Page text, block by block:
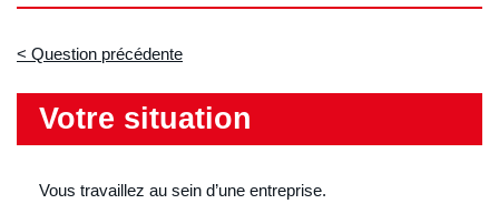
Question précédente
Votre situation
Vous travaillez au sein d’une entreprise.